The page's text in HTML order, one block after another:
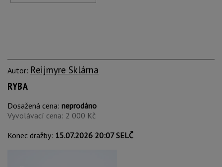
Autor: Reijmyre Sklárna
RYBA
Dosažená cena: neprodáno
Vyvolávací cena: 2 000 Kč
Konec dražby: 15.07.2026 20:07 SELČ